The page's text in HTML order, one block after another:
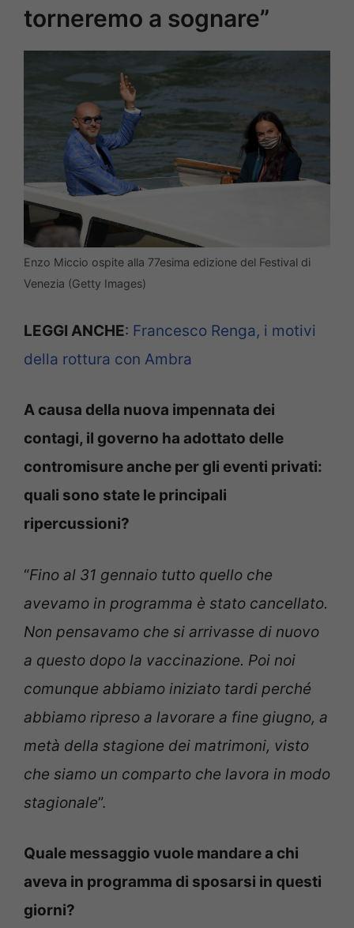
torneremo a sognare”
Enzo Miccio ospite alla 77esima edizione del Festival di
Venezia (Getty Images)
LEGGI ANCHE: Francesco Renga, i motivi
della rottura con Ambra
A causa della nuova impennata dei
contagi, il governo ha adottato delle
contromisure anche per gli eventi privati:
quali sono state le principali
ripercussioni?
“Fino al 31 gennaio tutto quello che
avevamo in programma è stato cancellato.
Non pensavamo che si arrivasse di nuovo
a questo dopo la vaccinazione. Poi noi
comunque abbiamo iniziato tardi perché
abbiamo ripreso a lavorare a fine giugno, a
metà della stagione dei matrimoni, visto
che siamo un comparto che lavora in modo
stagionale”.
Quale messaggio vuole mandare a chi
aveva in programma di sposarsi in questi
giorni?